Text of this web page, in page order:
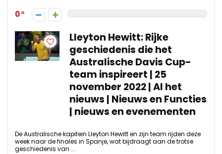
0
Lleyton Hewitt: Rijke
geschiedenis die het
Australische Davis Cup-
team inspireert | 25
november 2022 | Al het
nieuws | Nieuws en Functies
| nieuws en evenementen
De Australische kapitein Lleyton Hewitt en zijn team rijden deze
week naar de finales in Spanje, wat bijdraagt ​​aan de trotse
geschiedenis van ...